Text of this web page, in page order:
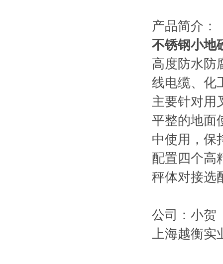
产品简介：
不锈钢小地
高度防水防
线电缆、化
主要针对用
平整的地面
中使用，保
配置四个高
秤体对接选
公司：小贺
上海越衡实